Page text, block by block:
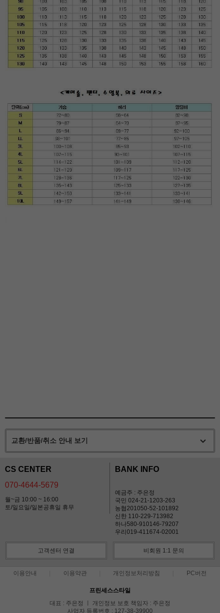
교환/반품/취소 안내 보기
CS CENTER
070-4644-5679
월~금 10:00 ~ 16:00
토/일요일/일본공휴일 휴무
BANK INFO
예금주 : 주은정
국민 024-21-1203-263
농협201050-52-101892
신한 110-229-713982
하나580-910146-79207
우리019-411674-02001
고객센터 연결 비회원 1:1 문의
이용안내 이용약관 개인정보처리방침 PC버전
프린세스스타일
대표 : 주은정 ㅣ 개인정보 보호 책임자 : 주은정
사업자 등록번호 : 127-38-39900